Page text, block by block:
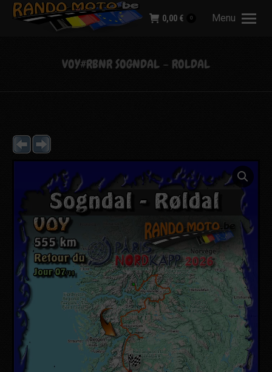
Menu
0,00 € 0
VOY#RBNR SOGNDAL – ROLDAL